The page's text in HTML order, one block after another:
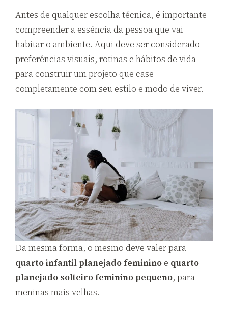
Antes de qualquer escolha técnica, é importante
compreender a essência da pessoa que vai
habitar o ambiente. Aqui deve ser considerado
preferências visuais, rotinas e hábitos de vida
para construir um projeto que case
completamente com seu estilo e modo de viver.
Da mesma forma, o mesmo deve valer para
quarto infantil planejado femininoe quarto
planejado solteiro feminino pequeno, para
meninas mais velhas.